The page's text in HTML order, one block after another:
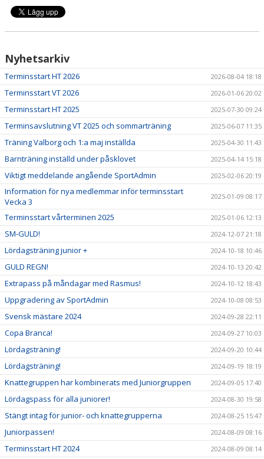
Nyhetsarkiv
Terminsstart HT 2026 2026-08-04 18:18
Terminsstart VT 2026 2026-01-06 20:02
Terminsstart HT 2025 2025-07-30 09:24
Terminsavslutning VT 2025 och sommarträning 2025-06-07 11:35
Träning Valborg och 1:a maj inställda 2025-04-30 11:43
Barnträning inställd under påsklovet 2025-04-14 15:18
Viktigt meddelande angående SportAdmin 2025-02-06 20:19
Information för nya medlemmar inför terminsstart
Vecka 3
2025-01-09 08:17
Terminsstart vårterminen 2025 2025-01-06 12:13
SM-GULD! 2024-12-07 21:18
Lördagsträning junior + 2024-10-18 10:46
GULD REGN! 2024-10-13 20:42
Extrapass på måndagar med Rasmus! 2024-10-12 18:43
Uppgradering av SportAdmin 2024-10-08 08:53
Svensk mästare 2024 2024-09-28 22:11
Copa Branca! 2024-09-27 10:03
Lördagsträning! 2024-09-20 10:44
Lördagsträning! 2024-09-19 18:19
Knattegruppen har kombinerats med Juniorgruppen 2024-09-05 17:40
Lördagspass för alla juniorer! 2024-08-30 19:58
Stängt intag för junior- och knattegrupperna 2024-08-25 15:47
Juniorpassen! 2024-08-09 08:16
Terminsstart HT 2024 2024-08-09 08:14